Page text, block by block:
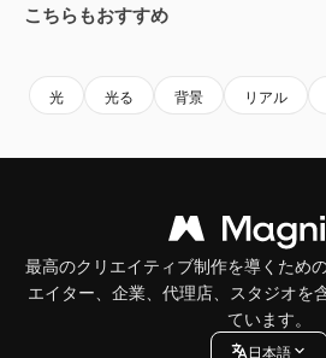
こちらもおすすめ
光 光る 背景 リアル
最高のクリエイティブ制作を導くため
エイター、企業、代理店、スタジオを
ています。
日本語